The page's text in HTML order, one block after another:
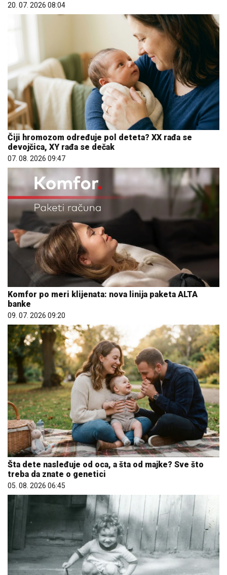
20. 07. 2026 08:04
Čiji hromozom određuje pol deteta? XX rađa se
devojčica, XY rađa se dečak
07. 08. 2026 09:47
Komfor po meri klijenata: nova linija paketa ALTA
banke
09. 07. 2026 09:20
Šta dete nasleđuje od oca, a šta od majke? Sve što
treba da znate o genetici
05. 08. 2026 06:45